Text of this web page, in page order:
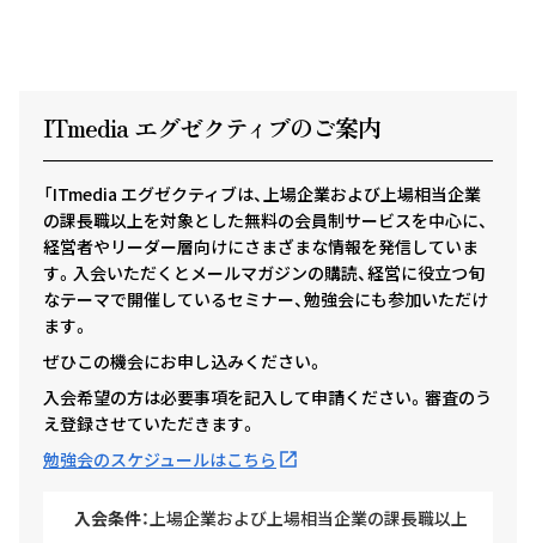
ITmedia エグゼクティ ブのご案内
「ITmedia エグゼクティブは、上場企業および上場相当企業
の課長職以上を対象とした無料の会員制サービスを中心に、
経営者やリーダー層向けにさまざまな情報を発信していま
す。入会いただくとメールマガジンの購読、経営に役立つ旬
なテーマで開催しているセミナー、勉強会にも参加いただけ
ます。
ぜひこの機会にお申し込みください。
入会希望の方は必要事項を記入して申請ください。審査のう
え登録させていただきます。
勉強会のスケジュールはこちら
入会条件： 上場企業および上場相当企業の課長職以上